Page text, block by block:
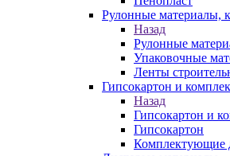
Рулонные материалы,
Назад
Рулонные
Упаковочные
Ленты
Гипсокартон и
Назад
Гипсокартон и
Гипсокартон
Комплектующие